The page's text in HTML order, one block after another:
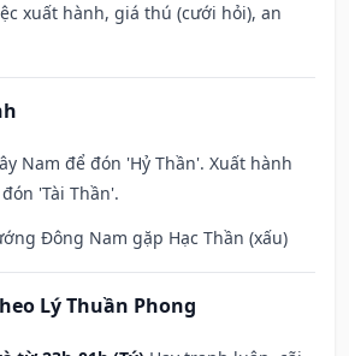
xuất hành, giá thú (cưới hỏi), an
Nam để đón 'Hỷ Thần'. Xuất hành
'Tài Thần'.
Đông Nam gặp Hạc Thần (xấu)
Lý Thuần Phong